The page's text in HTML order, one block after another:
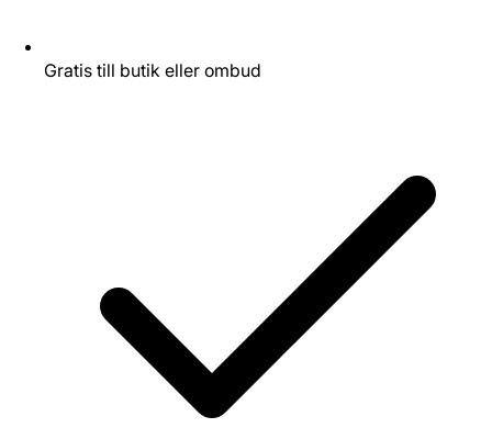
Gratis till butik eller ombud